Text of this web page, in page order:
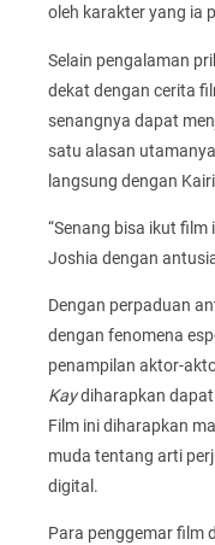
oleh karakter yang ia
Selain pengalaman
dekat dengan cerita
senangnya dapat
satu alasan
langsung dengan
“Senang bisa ikut film
Joshia dengan
Dengan perpaduan
dengan fenomena
penampilan aktor-
Kaydiharapkan
Film ini diharapkan
muda tentang arti
digital.
Para penggemar film